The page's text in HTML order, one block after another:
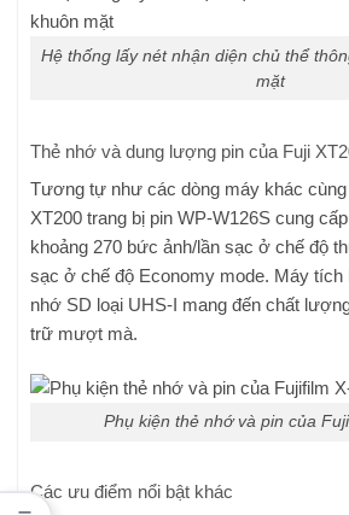
Hệ thống lấy nét nhận diện chủ thể
mặt
Thẻ nhớ và dung lượng pin của Fuji
Tương tự như các dòng máy khác cùng
XT200 trang bị pin WP-W126S cung
khoảng 270 bức ảnh/lần sạc ở chế độ
sạc ở chế độ Economy mode. Máy tích
nhớ SD loại UHS-I mang đến chất
trữ mượt mà.
Phụ kiện thẻ nhớ và pin của
Các ưu điểm nổi bật khác